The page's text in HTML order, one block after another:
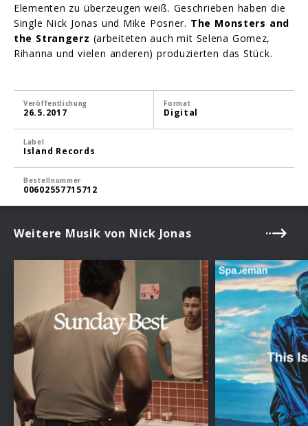
Elementen zu überzeugen weiß. Geschrieben haben die
Single Nick Jonas und Mike Posner. The Monsters and
the Strangerz (arbeiteten auch mit Selena Gomez,
Rihanna und vielen anderen) produzierten das Stück.
Veröffentlichung
26.5.2017
Format
Digital
Label
Island Records
Bestellnummer
00602557715712
Weitere Musik von Nick Jonas